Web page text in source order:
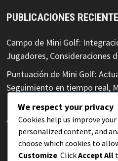
PUBLICACIONES
Campo de Mini Golf:
Jugadores, Consideraciones
Puntuación de Mini Golf:
Seguimiento en tiempo real,
Puntuación en Mini Golf:
Asignación de puntos,
Etiqueta en Mini Golf:
Integridad, Deportividad
We respect your privacy
Cookies help us improve
personalized content, and
choose which cookies to
Customize. ClickAccept All